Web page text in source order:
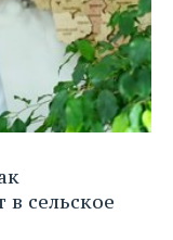
сельское